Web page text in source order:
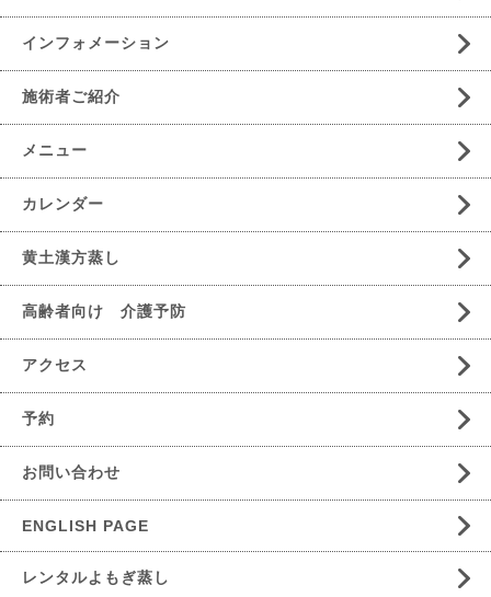
インフォメーション
施術者ご紹介
メニュー
カレンダー
黄土漢方蒸し
高齢者向け 介護予防
アクセス
予約
お問い合わせ
ENGLISH PAGE
レンタルよもぎ蒸し